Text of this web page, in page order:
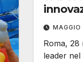
Roma, 28
leader